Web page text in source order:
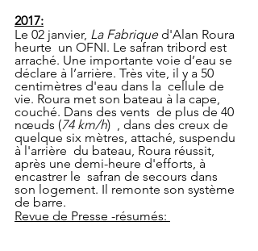
2017:
Le 02 janvier, La Fabrique d'Alan Roura
heurte  un OFNI. Le safran tribord est
arraché. Une importante voie d’eau se
déclare à l’arrière. Très vite, il y a 50
centimètres d'eau dans la  cellule de
vie. Roura met son bateau à la cape,
couché. Dans des vents  de plus de 40
nœuds (74 km/h)  , dans des creux de
quelque six mètres, attaché, suspendu
à l'arrière  du bateau, Roura réussit,
après une demi-heure d'efforts, à
encastrer le  safran de secours dans
son logement. Il remonte son système
de barre.
Revue de Presse -résumés: